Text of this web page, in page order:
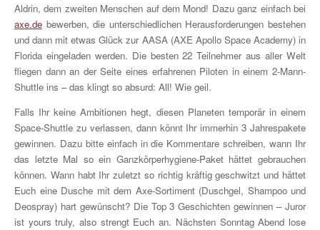
Aldrin, dem zweiten Menschen auf dem Mond! Dazu ganz einfach bei
axe.de bewerben, die unterschiedlichen Herausforderungen bestehen
und dann mit etwas Glück zur AASA (AXE Apollo Space Academy) in
Florida eingeladen werden. Die besten 22 Teilnehmer aus aller Welt
fliegen dann an der Seite eines erfahrenen Piloten in einem 2-Mann-
Shuttle ins – das klingt so absurd: All! Wie geil.
Falls Ihr keine Ambitionen hegt, diesen Planeten temporär in einem
Space-Shuttle zu verlassen, dann könnt Ihr immerhin 3 Jahrespakete
gewinnen. Dazu bitte einfach in die Kommentare schreiben, wann Ihr
das letzte Mal so ein Ganzkörperhygiene-Paket hättet gebrauchen
können. Wann habt Ihr zuletzt so richtig kräftig geschwitzt und hättet
Euch eine Dusche mit dem Axe-Sortiment (Duschgel, Shampoo und
Deospray) hart gewünscht? Die Top 3 Geschichten gewinnen – Juror
ist yours truly, also strengt Euch an. Nächsten Sonntag Abend lose